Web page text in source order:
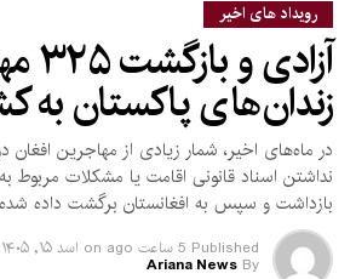
مسجد روضه مزارشریف یکی از
مذهبی افغانستان به شمار می‌رود و همه‌ساله
گردشگر داخلی و خارجی است.
روضه شریف در مرکز بلخ در شمال افغانستان،
تاریخی افغانستان است که به سبک معماری
است.
رویداد های اخیر
زندان‌های پاکستان به
در ماه‌های اخیر، شمار زیادی از مهاجرین افغان
نداشتن اسناد قانونی اقامت یا مشکلات مربوط
بازداشت و سپس به افغانستان برگشت داده
Published 5 ساعت ago on اسد ۱۵, ۱۴۰۵
By
Ariana News